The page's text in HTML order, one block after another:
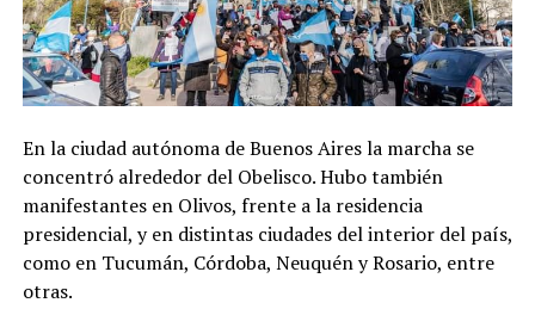
En la ciudad autónoma de Buenos Aires la marcha se
concentró alrededor del Obelisco. Hubo también
manifestantes en Olivos, frente a la residencia
presidencial, y en distintas ciudades del interior del país,
como en Tucumán, Córdoba, Neuquén y Rosario, entre
otras.